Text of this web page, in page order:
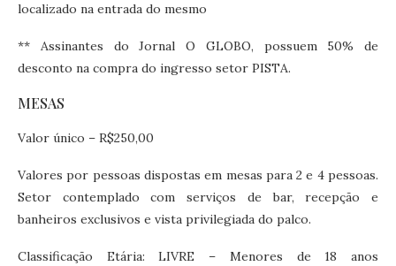
localizado na entrada do mesmo
** Assinantes do Jornal O GLOBO, possuem 50% de
desconto na compra do ingresso setor PISTA.
MESAS
Valor único – R$250,00
Valores por pessoas dispostas em mesas para 2 e 4 pessoas.
Setor contemplado com serviços de bar, recepção e
banheiros exclusivos e vista privilegiada do palco.
Classificação Etária: LIVRE – Menores de 18 anos